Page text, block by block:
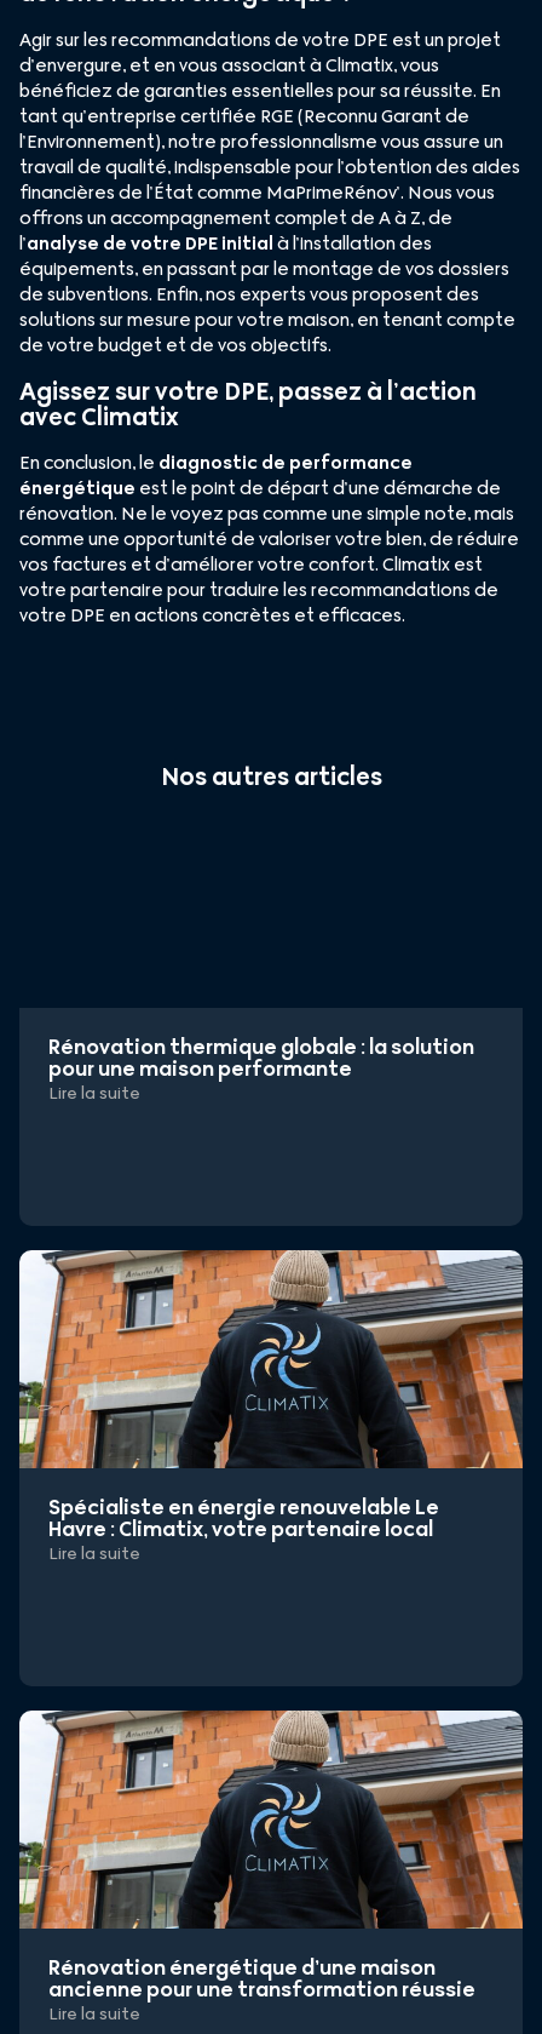
Agir sur les recommandations de votre DPE est un projet
d’envergure, et en vous associant à Climatix, vous
bénéficiez de garanties essentielles pour sa réussite. En
tant qu’entreprise certifiée RGE (Reconnu Garant de
l’Environnement), notre professionnalisme vous assure un
travail de qualité, indispensable pour l’obtention des aides
financières de l’État comme MaPrimeRénov’. Nous vous
offrons un accompagnement complet de A à Z, de
l’analyse de votre DPE initialà l’installation des
équipements, en passant par le montage de vos dossiers
de subventions. Enfin, nos experts vous proposent des
solutions sur mesure pour votre maison, en tenant compte
de votre budget et de vos objectifs.
Agissez sur votre DPE, passez à l’action
avec Climatix
En conclusion, le diagnostic de performance
énergétique est le point de départ d’une démarche de
rénovation. Ne le voyez pas comme une simple note, mais
comme une opportunité de valoriser votre bien, de réduire
vos factures et d’améliorer votre confort. Climatix est
votre partenaire pour traduire les recommandations de
votre DPE en actions concrètes et efficaces.
Nos autres articles
Rénovation thermique globale : la solution
pour une maison performante
Lire la suite
Spécialiste en énergie renouvelable Le
Havre : Climatix, votre partenaire local
Lire la suite
Rénovation énergétique d’une maison
ancienne pour une transformation réussie
Lire la suite